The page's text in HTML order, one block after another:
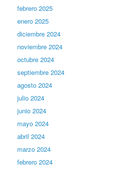
febrero 2025
enero 2025
diciembre 2024
noviembre 2024
octubre 2024
septiembre 2024
agosto 2024
julio 2024
junio 2024
mayo 2024
abril 2024
marzo 2024
febrero 2024